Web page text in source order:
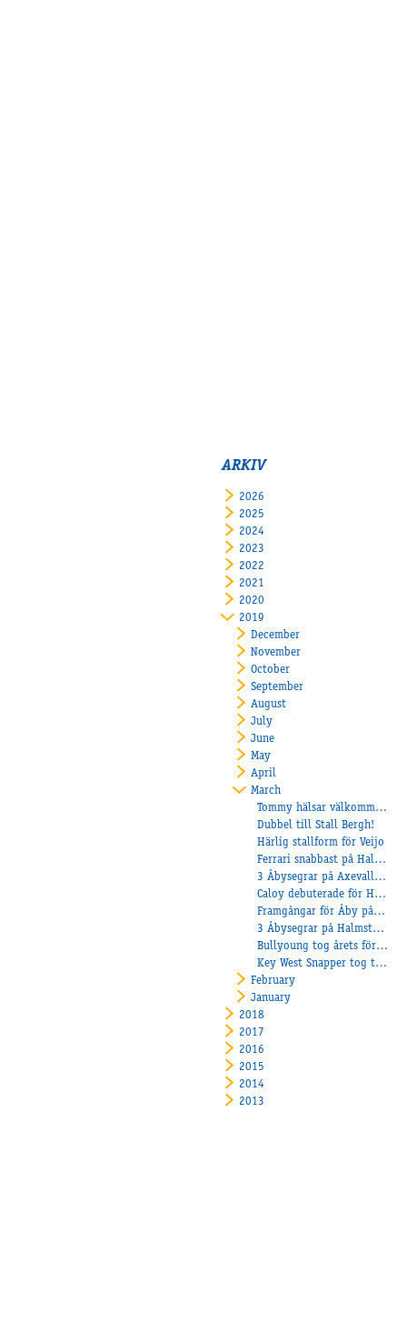
ARKIV
2026
2025
2024
2023
2022
2021
2020
2019
December
November
October
September
August
July
June
May
April
March
Tommy hälsar välkommen till Dunevad
Dubbel till Stall Bergh!
Härlig stallform för Veijo
Ferrari snabbast på Halmstad!
3 Åbysegrar på Axevalla under söndagen!
Caloy debuterade för Heiskanen
Framgångar för Åby på Ponnytravgalan!
3 Åbysegrar på Halmstadtravet
Bullyoung tog årets första seger!
Key West Snapper tog tredje raka segern!
February
January
2018
2017
2016
2015
2014
2013